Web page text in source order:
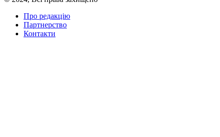
Про редакцію
Партнерство
Контакти